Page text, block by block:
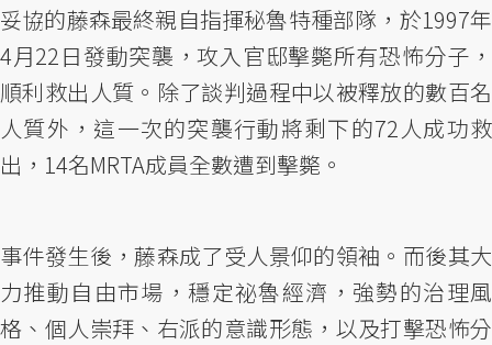
妥協的藤森最終親自指揮秘魯特種部隊，於1997年
4月22日發動突襲，攻入官邸擊斃所有恐怖分子，
順利救出人質。除了談判過程中以被釋放的數百名
人質外，這一次的突襲行動將剩下的72人成功救
出，14名MRTA成員全數遭到擊斃。
事件發生後，藤森成了受人景仰的領袖。而後其大
力推動自由市場，穩定祕魯經濟，強勢的治理風
格、個人崇拜、右派的意識形態，以及打擊恐怖分